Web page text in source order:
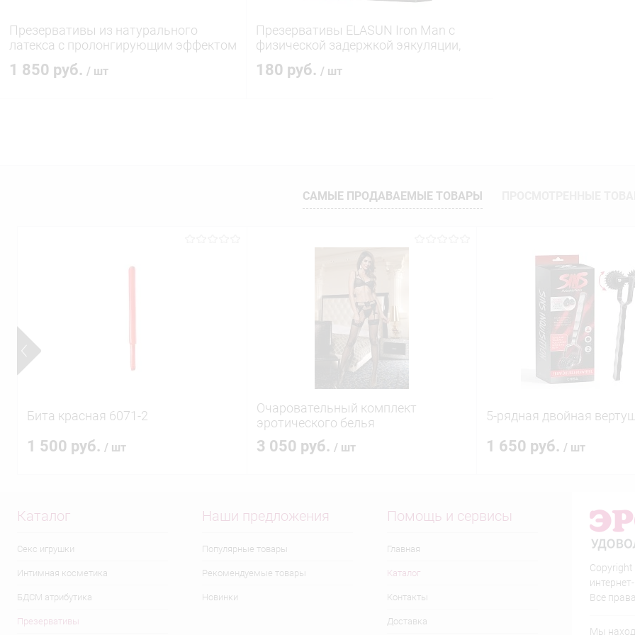
Презервативы из натурального
латекса с пролонгирующим эффектом
1 850 руб. / шт
Презервативы ELASUN Iron Man с
физической задержкой эякуляции,
утолщенные, гладкие, 3
180 руб. / шт
В избранное В наличии
САМЫЕ ПРОДАВАЕМЫЕ ТОВАРЫ
Бита красная 6071-2
1 500 руб. / шт
Очаровательный комплект
эротического белья
3 050 руб. / шт
5-рядная двойная
1 650 руб. / шт
Каталог
Секс игрушки
Интимная косметика
БДСМ атрибутика
Презервативы
Наши предложения
Популярные товары
Рекомендуемые товары
Новинки
Помощь и сервисы
Главная
Каталог
Контакты
Доставка
Все
Мы